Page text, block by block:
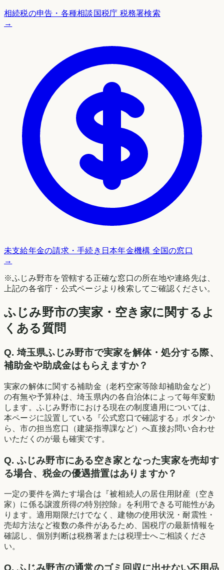
相続税の申告・各種相談 国税庁 税務署検索
→
未支給年金の請求・手続き 日本年金機構 全国の窓口
→
※ふじみ野市を管轄する正確な窓口の所在地や連絡先は、
上記の各省庁・公式ページより検索してご確認ください。
ふじみ野市の実家・空き家に関するよ
くある質問
Q.埼玉県ふじみ野市で実家を解体・処分する際、
補助金や助成金はもらえますか？
実家の解体に関する補助金（老朽空家等除却補助金など）
の有無や予算枠は、埼玉県内の各自治体によって毎年変動
します。ふじみ野市における現在の制度適用については、
本ページに設置している『公式窓口で確認する』ボタンか
ら、市の担当窓口（建築指導課など）へ直接お問い合わせ
いただくのが最も確実です。
Q. ふじみ野市にある空き家となった実家を売却す
る場合、税金の優遇措置はありますか？
一定の要件を満たす場合は『被相続人の居住用財産（空き
家）に係る譲渡所得の特別控除』を利用できる可能性があ
ります。適用期限だけでなく、建物の使用状況・耐震性・
売却方法など複数の条件があるため、国税庁の最新情報を
確認し、個別判断は税務署または税理士へご相談くださ
い。
Q. ふじみ野市の通常のゴミ回収に出せない不用品